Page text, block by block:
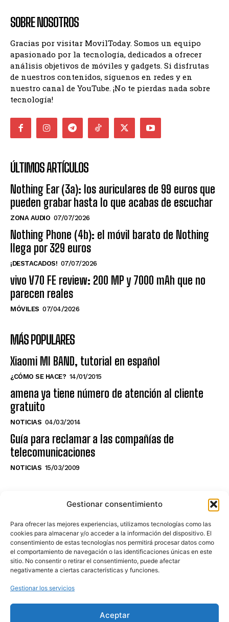
Gestionar consentimiento
Para ofrecer las mejores experiencias, utilizamos tecnologías como las
cookies para almacenar y/o acceder a la información del dispositivo. El
consentimiento de estas tecnologías nos permitirá procesar datos como
el comportamiento de navegación o las identificaciones únicas en este
sitio. No consentir o retirar el consentimiento, puede afectar
negativamente a ciertas características y funciones.
Gestionar los servicios
Aceptar
SOBRE NOSOTROS
Gracias por visitar MovilToday. Somos un equipo
apasionado por la tecnología, dedicados a ofrecer
análisis objetivos de móviles y gadgets. Si disfrutas
de nuestros contenidos, síguenos en redes y en
nuestro canal de YouTube. ¡No te pierdas nada sobre
tecnología!
ÚLTIMOS ARTÍCULOS
Nothing Ear (3a): los auriculares de 99 euros que
pueden grabar hasta lo que acabas de escuchar
ZONA AUDIO 07/07/2026
Nothing Phone (4b): el móvil barato de Nothing
llega por 329 euros
¡DESTACADOS! 07/07/2026
vivo V70 FE review: 200 MP y 7000 mAh que no
parecen reales
MÓVILES 07/04/2026
MÁS POPULARES
Xiaomi MI BAND, tutorial en español
¿CÓMO SE HACE? 14/01/2015
amena ya tiene número de atención al cliente
gratuito
NOTICIAS 04/03/2014
Guía para reclamar a las compañías de
telecomunicaciones
NOTICIAS 15/03/2009
NO TE PIERDAS LO ÚLTIMO DEL CANAL
Haz clic en «Estoy de acuerdo» para
activar Youtube
POLÍTICA DE COOKIES